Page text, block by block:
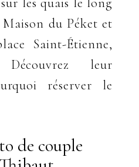
du Péket et
Saint-Étienne,
leur
réserver le
de couple